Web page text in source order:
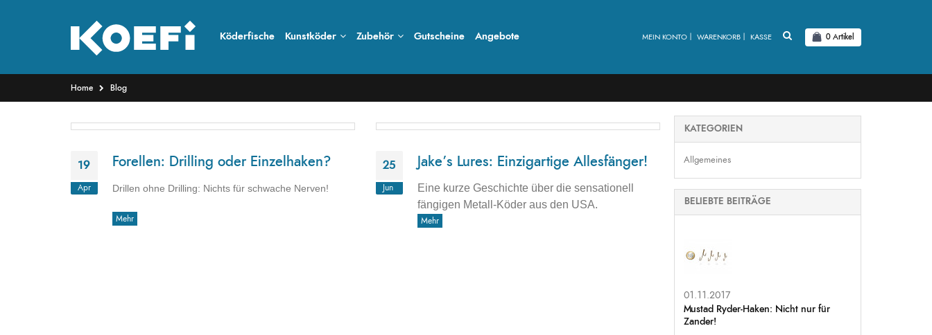
Köderfische Kunstköder Zubehör Gutscheine Angebote MEIN KONTO WARENKORB KASSE 0 Artikel
Home Blog
19
Apr
Forellen: Drilling oder Einzelhaken?
Drillen ohne Drilling: Nichts für schwache Nerven!
Mehr
25
Jun
Jake’s Lures: Einzigartige Allesfänger!
Eine kurze Geschichte über die sensationell
fängigen Metall-Köder aus den USA.
Mehr
KATEGORIEN
Allgemeines
BELIEBTE BEITRÄGE
01.11.2017
Mustad Ryder-Haken: Nicht nur für
Zander!